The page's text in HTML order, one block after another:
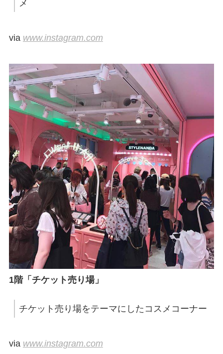
メ
via www.instagram.com
1階「チケット売り場」
チケット売り場をテーマにしたコスメコーナー
via www.instagram.com